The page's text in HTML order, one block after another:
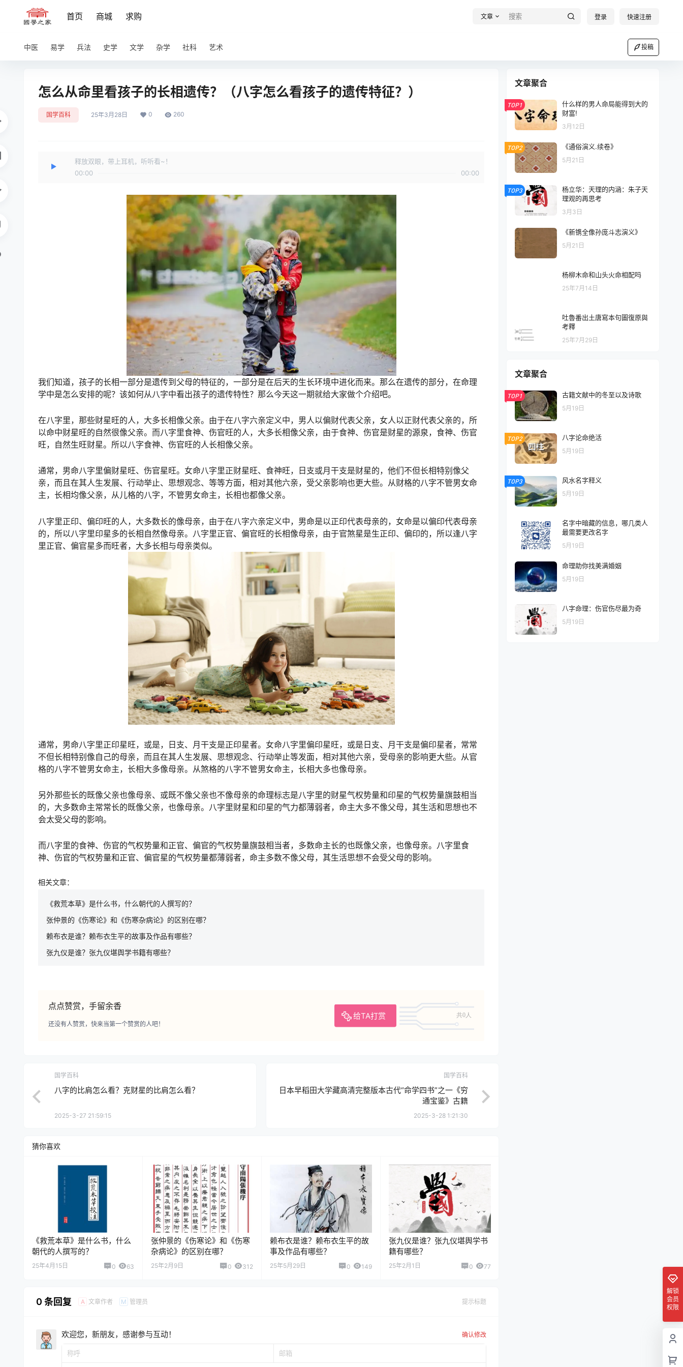
首页 商城 求购 文章 登录 快速注册
中医 易学 兵法 史学 文学 杂学 社科 艺术 投稿
怎么从命里看孩子的长相遗传？（八字怎么看孩子的遗传特征？）
国学百科 25年3月28日 0 260
释放双眼，带上耳机，听听看~！
00:00
00:00
我们知道，孩子的长相一部分是遗传到父母的特征的，一部分是在后天的生长环境中进化而来。那么在遗传的部分，在命理
学中是怎么安排的呢？该如何从八字中看出孩子的遗传特性？那么今天这一期就给大家做个介绍吧。
在八字里，那些财星旺的人，大多长相像父亲。由于在八字六亲定义中，男人以偏财代表父亲，女人以正财代表父亲的，所
以命中财星旺的自然很像父亲。而八字里食神、伤官旺的人，大多长相像父亲，由于食神、伤官是财星的源泉，食神、伤官
旺，自然生旺财星。所以八字食神、伤官旺的人长相像父亲。
通常，男命八字里偏财星旺、伤官星旺。女命八字里正财星旺、食神旺，日支或月干支是财星的，他们不但长相特别像父
亲，而且在其人生发展、行动举止、思想观念、等等方面，相对其他六亲，受父亲影响也更大些。从财格的八字不管男女命
主，长相均像父亲，从儿格的八字，不管男女命主，长相也都像父亲。
八字里正印、偏印旺的人，大多数长的像母亲，由于在八字六亲定义中，男命是以正印代表母亲的，女命是以偏印代表母亲
的，所以八字里印星多的长相自然像母亲。八字里正官、偏官旺的长相像母亲，由于官煞星是生正印、偏印的，所以逢八字
里正官、偏官星多而旺者，大多长相与母亲类似。
通常，男命八字里正印星旺，或是，日支、月干支是正印星者。女命八字里偏印星旺，或是日支、月干支是偏印星者，常常
不但长相特别像自己的母亲，而且在其人生发展、思想观念、行动举止等发面，相对其他六亲，受母亲的影响更大些。从官
格的八字不管男女命主，长相大多像母亲。从煞格的八字不管男女命主，长相大多也像母亲。
另外那些长的既像父亲也像母亲、或既不像父亲也不像母亲的命理标志是八字里的财星气权势量和印星的气权势量旗鼓相当
的，大多数命主常常长的既像父亲，也像母亲。八字里财星和印星的气力都薄弱者，命主大多不像父母，其生活和思想也不
会太受父母的影响。
而八字里的食神、伤官的气权势量和正官、偏官的气权势量旗鼓相当者，多数命主长的也既像父亲，也像母亲。八字里食
神、伤官的气权势量和正官、偏官星的气权势量都薄弱者，命主多数不像父母，其生活思想不会受父母的影响。
相关文章：
《救荒本草》是什么书，什么朝代的人撰写的？
张仲景的《伤寒论》和《伤寒杂病论》的区别在哪？
赖布衣是谁？赖布衣生平的故事及作品有哪些？
张九仪是谁？张九仪堪舆学书籍有哪些？
点点赞赏，手留余香
给TA打赏 共0人
还没有人赞赏，快来当第一个赞赏的人吧！
国学百科
八字的比肩怎么看？克财星的比肩怎么看？
2025-3-27 21:59:15
国学百科
日本早稻田大学藏高清完整版本古代“命学四书”之一《穷
通宝鉴》古籍
2025-3-28 1:21:30
猜你喜欢
《救荒本草》是什么书，什么
朝代的人撰写的？
25年4月15日 0 63
张仲景的《伤寒论》和《伤寒
杂病论》的区别在哪？
25年2月9日 0 312
赖布衣是谁？赖布衣生平的故
事及作品有哪些？
25年5月29日 0 149
张九仪是谁？张九仪堪舆学书
籍有哪些？
25年2月1日 0 77
0 条回复 A 文章作者 M 管理员 提示标题
欢迎您，新朋友，感谢参与互动！ 确认修改
文章聚合
TOP1
什么样的男人命局能得到大的
财富!
3月12日
TOP2 《通俗演义.续卷》
5月21日
TOP3
杨立华：天理的内涵：朱子天
理观的再思考
3月3日
《新镌全像孙庞斗志演义》
5月21日
杨柳木命和山头火命相配吗
25年7月14日
吐魯番出土唐寫本句圖復原與
考釋
25年7月29日
文章聚合
TOP1 古籍文献中的冬至以及诗歌
5月19日
TOP2 八字论命绝活
5月19日
TOP3 风水名字释义
5月19日
名字中暗藏的信息，哪几类人
最需要更改名字
5月19日
命理助你找美满婚姻
5月19日
八字命理：伤官伤尽最为奇
5月19日
解锁
会员
权限